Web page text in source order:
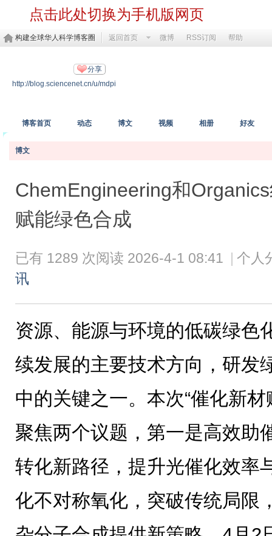
点击此处切换为手机版网页
构建全球华人科学博客圈 返回首页 微博 RSS订阅 帮助
分享
http://blog.sciencenet.cn/u/mdpi
博客首页 动态 博文 视频 相册 好友
博文
ChemEngineering和
赋能绿色合成
已有 1289 次阅读 2026-4-1 08:41
个人
讯
资源、能源与环境的低碳绿色
续发展的主要技术方向，研发
中的关键之一。本次“催化新
聚焦两个议题，第一是高效助
转化新路径，提升光催化效率
化不对称氧化，突破传统局限